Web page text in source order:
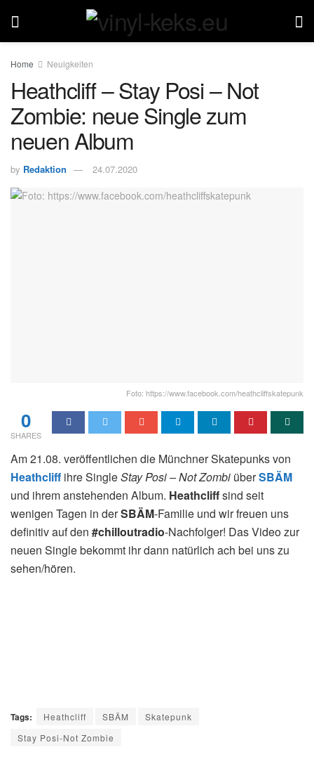
Home Neuigkeiten
Heathcliff – Stay Posi – Not
Zombie: neue Single zum
neuen Album
by Redaktion 24.07.2020
Foto: https://www.facebook.com/heathcliffskatepunk
0
SHARES
Am 21.08. veröffentlichen die Münchner Skatepunks von
Heathcliff ihre SingleStay Posi – Not Zombi überSBÄM
und ihrem anstehenden Album. Heathcliffsind seit
wenigen Tagen in derSBÄM-Familie und wir freuen uns
definitiv auf den #chilloutradio-Nachfolger! Das Video zur
neuen Single bekommt ihr dann natürlich ach bei uns zu
sehen/hören.
Tags: Heathcliff SBÄM
Skatepunk
Stay Posi-Not Zombie